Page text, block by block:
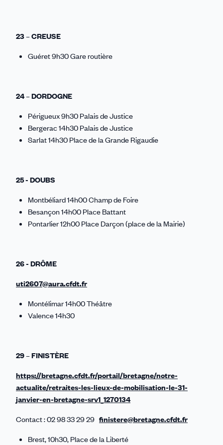
23 – CREUSE
Guéret 9h30 Gare routière
24 – DORDOGNE
Périgueux 9h30 Palais de Justice
Bergerac 14h30 Palais de Justice
Sarlat 14h30 Place de la Grande Rigaudie
25 - DOUBS
Montbéliard 14h00 Champ de Foire
Besançon 14h00 Place Battant
Pontarlier 12h00 Place Darçon (place de la Mairie)
26 - DRÔME
uti2607@aura.cfdt.fr
Montélimar 14h00 Théâtre
Valence 14h30
29 – FINISTÈRE
https://bretagne.cfdt.fr/portail/bretagne/notre-
actualite/retraites-les-lieux-de-mobilisation-le-31-
janvier-en-bretagne-srv1_1270134
Contact : 02 98 33 29 29 finistere@bretagne.cfdt.fr
Brest, 10h30, Place de la Liberté